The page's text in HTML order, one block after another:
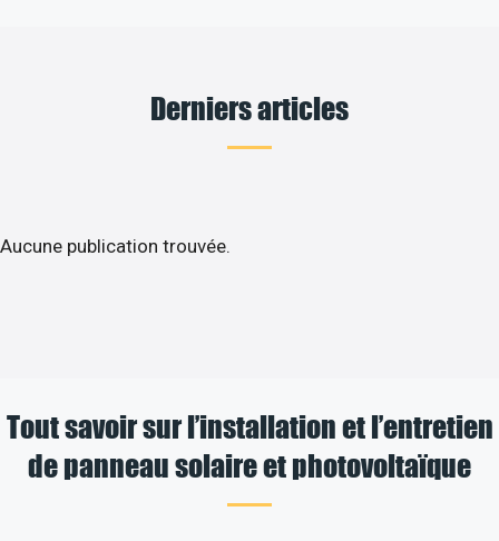
Derniers articles
Aucune publication trouvée.
Tout savoir sur l’installation et l’entretien
de panneau solaire et photovoltaïque